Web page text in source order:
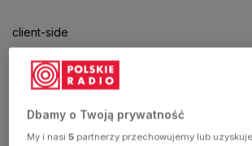
client-side
exception
hasDbamy o Twoją prywatność
My i nasi5 partnerzy przechowujemy lub